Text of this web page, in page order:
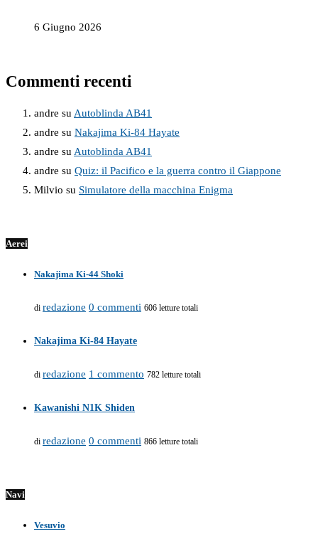
6 Giugno 2026
Commenti recenti
andre su Autoblinda AB41
andre su Nakajima Ki-84 Hayate
andre su Autoblinda AB41
andre su Quiz: il Pacifico e la guerra contro il Giappone
Milvio su Simulatore della macchina Enigma
Aerei
Nakajima Ki-44 Shoki
di redazione 0 commenti 606 letture totali
Nakajima Ki-84 Hayate
di redazione 1 commento 782 letture totali
Kawanishi N1K Shiden
di redazione 0 commenti 866 letture totali
Navi
Vesuvio